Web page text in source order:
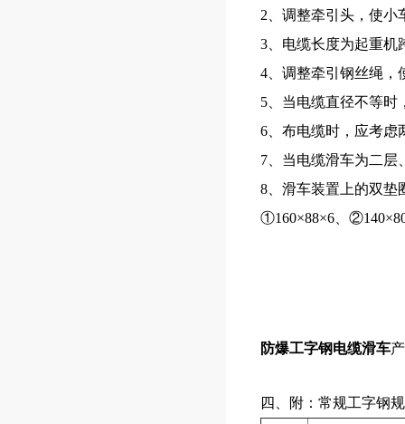
2 、调整牵引头，使
3 、电缆长度为起重机
4 、调整牵引钢丝绳
5 、当电缆直径不等
6 、布电缆时，应考
7 、当电缆滑车为二
8 、滑车装置上的双
①160×88×6 、②140×
防爆工字钢电缆滑车
四、附：常规工字钢